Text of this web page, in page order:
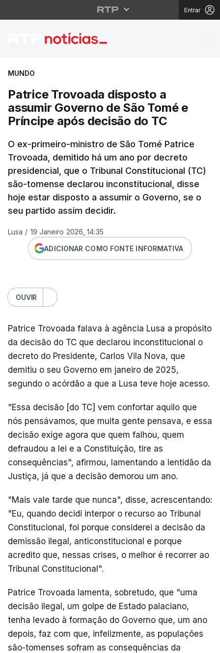
Entrar
Patrice Trovoada
MUNDO
Patrice Trovoada disposto a
assumir Governo de São Tomé e
Príncipe após decisão do TC
O ex-primeiro-ministro de São Tomé Patrice
Trovoada, demitido há um ano por decreto
presidencial, que o Tribunal Constitucional (TC)
são-tomense declarou inconstitucional, disse
hoje estar disposto a assumir o Governo, se o
seu partido assim decidir.
Lusa / 19 Janeiro 2026, 14:35
ADICIONAR COMO FONTE INFORMATIVA
OUVIR
Patrice Trovoada falava à agência Lusa a propósito
da decisão do TC que declarou inconstitucional o
decreto do Presidente, Carlos Vila Nova, que
demitiu o seu Governo em janeiro de 2025,
segundo o acórdão a que a Lusa teve hoje acesso.
"Essa decisão [do TC] vem confortar aquilo que
nós pensávamos, que muita gente pensava, e essa
decisão exige agora que quem falhou, quem
defraudou a lei e a Constituição, tire as
consequências", afirmou, lamentando a lentidão da
Justiça, já que a decisão demorou um ano.
"Mais vale tarde que nunca", disse, acrescentando:
"Eu, quando decidi interpor o recurso ao Tribunal
Constitucional, foi porque considerei a decisão da
demissão ilegal, anticonstitucional e porque
acredito que, nessas crises, o melhor é recorrer ao
Tribunal Constitucional".
Patrice Trovoada lamenta, sobretudo, que "uma
decisão ilegal, um golpe de Estado palaciano,
tenha levado à formação do Governo que, um ano
depois, faz com que, infelizmente, as populações
são-tomenses sofram as consequências da